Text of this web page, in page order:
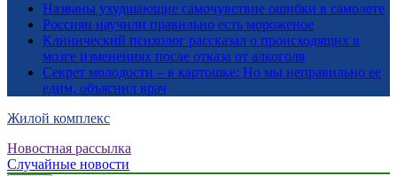
Названы ухудшающие самочувствие ошибки в самолете
Россиян научили правильно есть мороженое
Клинический психолог рассказал о происходящих в
мозге изменениях после отказа от алкоголя
Секрет молодости – в картошке: Но мы неправильно ее
едим, объяснил врач
Жилой комплекс
Новостная рассылка
Случайные новости